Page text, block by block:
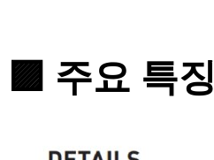
🟪 주요 특징